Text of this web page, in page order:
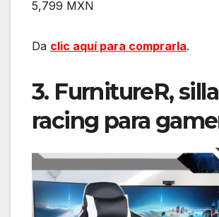
5,799 MXN
Da clic aquí para comprarla.
3. FurnitureR, silla
racing para